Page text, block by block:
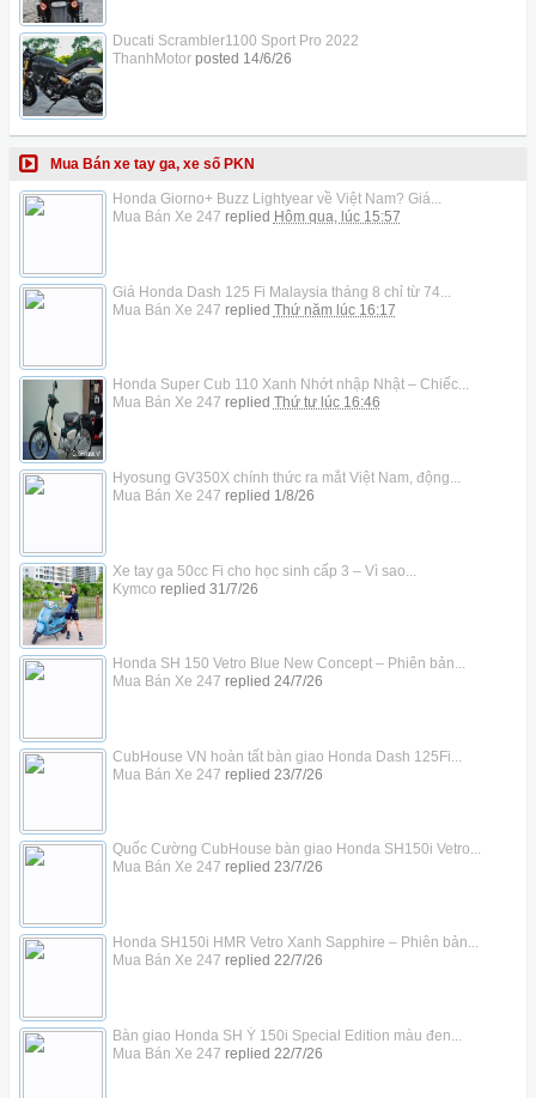
Ducati Scrambler1100 Sport Pro 2022
ThanhMotorposted 14/6/26
Mua Bán xe tay ga, xe số PKN
Honda Giorno+ Buzz Lightyear về Việt Nam? Giá...
Mua Bán Xe 247 replied Hôm qua, lúc 15:57
Giá Honda Dash 125 Fi Malaysia tháng 8 chỉ từ 74...
Mua Bán Xe 247 replied Thứ năm lúc 16:17
Honda Super Cub 110 Xanh Nhớt nhập Nhật – Chiếc...
Mua Bán Xe 247 replied Thứ tư lúc 16:46
Hyosung GV350X chính thức ra mắt Việt Nam, động...
Mua Bán Xe 247 replied 1/8/26
Xe tay ga 50cc Fi cho học sinh cấp 3 – Vì sao...
Kymco replied 31/7/26
Honda SH 150 Vetro Blue New Concept – Phiên bản...
Mua Bán Xe 247 replied 24/7/26
CubHouse VN hoàn tất bàn giao Honda Dash 125Fi...
Mua Bán Xe 247 replied 23/7/26
Quốc Cường CubHouse bàn giao Honda SH150i Vetro...
Mua Bán Xe 247 replied 23/7/26
Honda SH150i HMR Vetro Xanh Sapphire – Phiên bản...
Mua Bán Xe 247 replied 22/7/26
Bàn giao Honda SH Ý 150i Special Edition màu đen...
Mua Bán Xe 247 replied 22/7/26